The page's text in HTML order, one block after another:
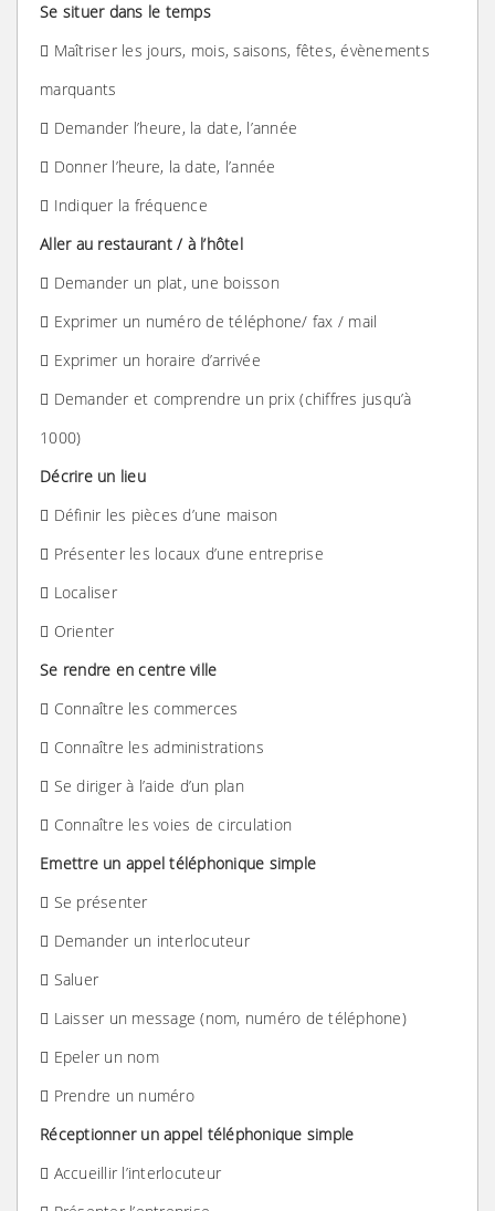
Se situer dans le temps
 Maîtriser les jours, mois, saisons, fêtes, évènements
marquants
 Demander l’heure, la date, l’année
 Donner l’heure, la date, l’année
 Indiquer la fréquence
Aller au restaurant / à l’hôtel
 Demander un plat, une boisson
 Exprimer un numéro de téléphone/ fax / mail
 Exprimer un horaire d’arrivée
 Demander et comprendre un prix (chiffres jusqu’à
1000)
Décrire un lieu
 Définir les pièces d’une maison
 Présenter les locaux d’une entreprise
 Localiser
 Orienter
Se rendre en centre ville
 Connaître les commerces
 Connaître les administrations
 Se diriger à l’aide d’un plan
 Connaître les voies de circulation
Emettre un appel téléphonique simple
 Se présenter
 Demander un interlocuteur
 Saluer
 Laisser un message (nom, numéro de téléphone)
 Epeler un nom
 Prendre un numéro
Réceptionner un appel téléphonique simple
 Accueillir l’interlocuteur